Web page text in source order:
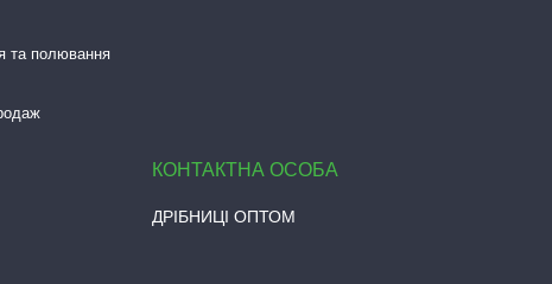
та полювання
ДРІБНИЦІ ОПТОМ